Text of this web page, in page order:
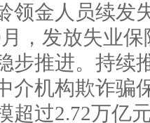
领金人员续发
，发放失业
步推进。持续
介机构欺诈骗
超过2.72万亿